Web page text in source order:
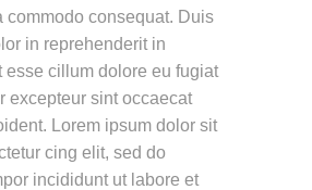
commodo consequat. Duis
in reprehenderit in
esse cillum dolore eu fugiat
excepteur sint occaecat
Lorem ipsum dolor sit
cing elit, sed do
incididunt ut labore et